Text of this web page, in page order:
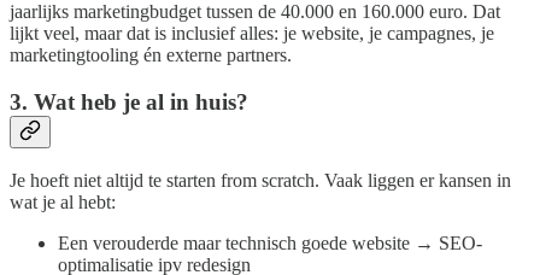
jaarlijks marketingbudget tussen de 40.000 en 160.000 euro. Dat
lijkt veel, maar dat is inclusief alles: je website, je campagnes, je
marketingtooling én externe partners.
3. Wat heb je al in huis?
Je hoeft niet altijd te starten from scratch. Vaak liggen er kansen in
wat je al hebt:
Een verouderde maar technisch goede website → SEO-
optimalisatie ipv redesign